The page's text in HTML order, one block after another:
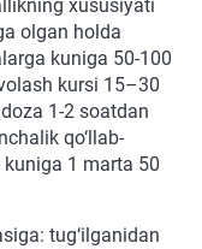
xususiyati
olgan holda
kuniga 50-100
kursi 15–30
1-2 soatdan
qo‘llab-
kuniga 1 marta 50
tug‘ilganidan